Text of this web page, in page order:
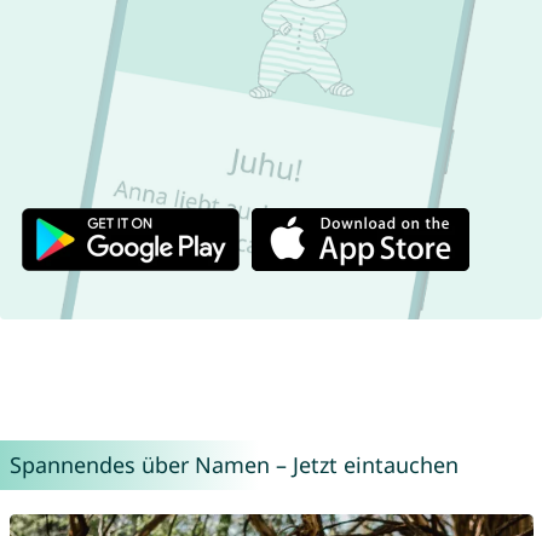
Spannendes über Namen – Jetzt eintauchen